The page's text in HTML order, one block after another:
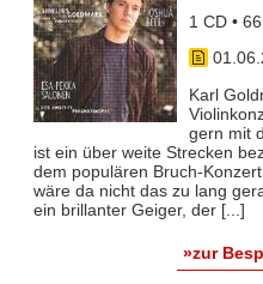
1 CD •
Karl
gern mit
ist ein über weite Strecken
dem populären Bruch-
wäre da nicht das zu lang
ein brillanter Geiger, der [...]
»zur